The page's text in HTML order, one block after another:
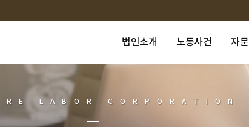
법인소개 노동사건 자문
LABOR CORPORATION